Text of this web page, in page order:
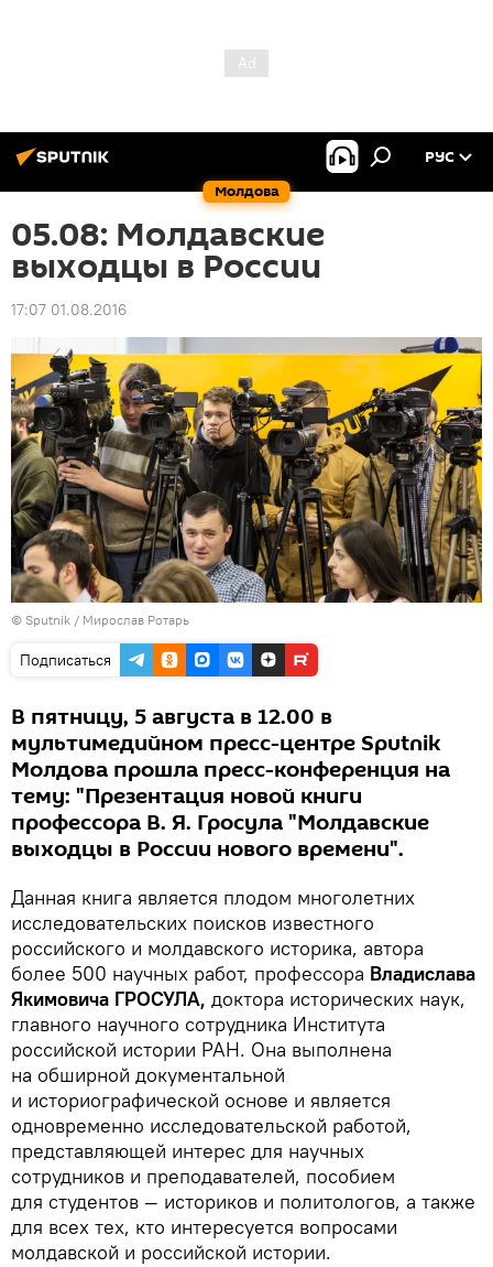
Молдова
РУС
05.08: Молдавские
выходцы в России
17:07 01.08.2016
© Sputnik / Мирослав Ротарь
Подписаться
В пятницу, 5 августа в 12.00 в
мультимедийном пресс-центре Sputnik
Молдова прошла пресс-конференция на
тему: "Презентация новой книги
профессора В. Я. Гросула "Молдавские
выходцы в России нового времени".
Данная книга является плодом многолетних
исследовательских поисков известного
российского и молдавского историка, автора
более 500 научных работ, профессора Владислава
Якимовича ГРОСУЛА, доктора исторических наук,
главного научного сотрудника Института
российской истории РАН. Она выполнена
на обширной документальной
и историографической основе и является
одновременно исследовательской работой,
представляющей интерес для научных
сотрудников и преподавателей, пособием
для студентов — историков и политологов, а также
для всех тех, кто интересуется вопросами
молдавской и российской истории.